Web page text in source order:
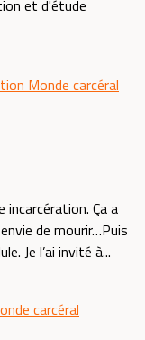
et d'étude
Monde carcéral
incarcération. Ça a
de mourir…Puis
Je l’ai invité à...
carcéral